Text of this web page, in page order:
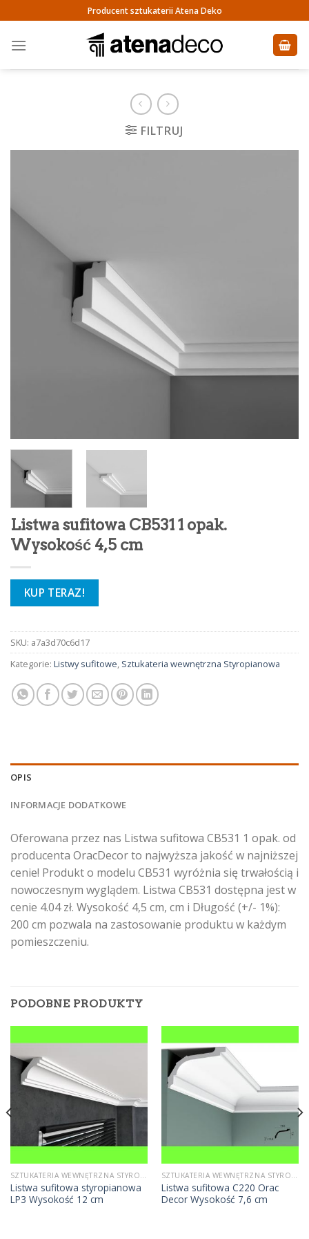
to
content
Producent sztukaterii Atena Deko
FILTRUJ
Listwa sufitowa CB531 1 opak.
Wysokość 4,5 cm
KUP TERAZ!
SKU: a7a3d70c6d17
Kategorie: Listwy sufitowe, Sztukateria wewnętrzna Styropianowa
OPIS
INFORMACJE DODATKOWE
Oferowana przez nas Listwa sufitowa CB531 1 opak. od
producenta OracDecor to najwyższa jakość w najniższej
cenie! Produkt o modelu CB531 wyróżnia się trwałością i
nowoczesnym wyglądem. Listwa CB531 dostępna jest w
cenie 4.04 zł. Wysokość 4,5 cm, cm i Długość (+/- 1%):
200 cm pozwala na zastosowanie produktu w każdym
pomieszczeniu.
PODOBNE PRODUKTY
SZTUKATERIA WEWNĘTRZNA STYROPIANOWA
Listwa sufitowa styropianowa
LP3 Wysokość 12 cm
SZTUKATERIA WEWNĘTRZNA STYROPIANOWA
Listwa sufitowa C220 Orac
Decor Wysokość 7,6 cm